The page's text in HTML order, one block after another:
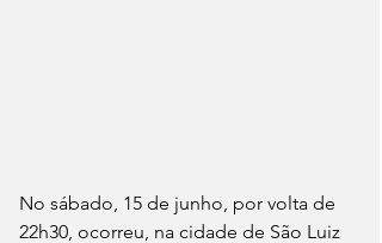
No sábado, 15 de junho, por volta de
22h30, ocorreu, na cidade de São Luiz